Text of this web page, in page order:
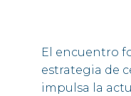
El encuentro
estrategia de
impulsa la